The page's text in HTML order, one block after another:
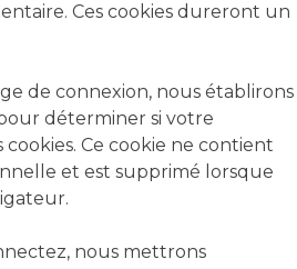
Ces cookies dureront un
de connexion, nous établirons
déterminer si votre
Ce cookie ne contient
et est supprimé lorsque
nous mettrons